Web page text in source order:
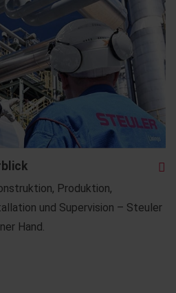
Produktion,
und Supervision – Steuler
Hand.